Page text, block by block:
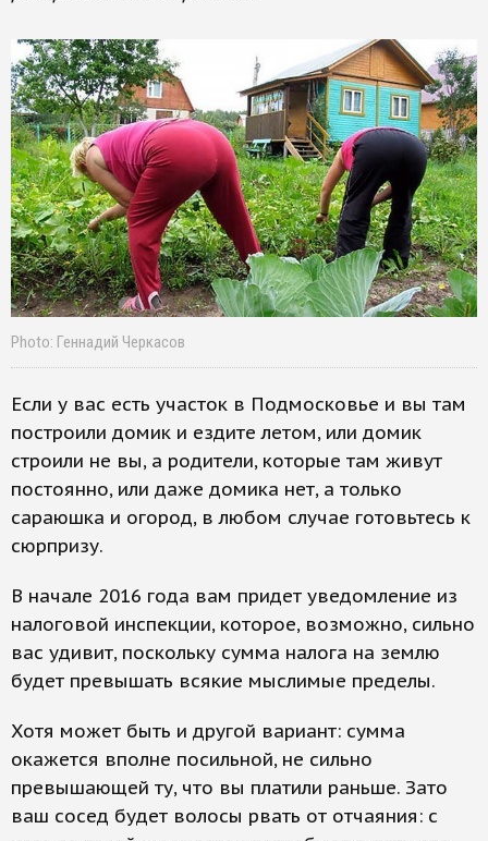
Photo: Геннадий Черкасов
Если у вас есть участок в Подмосковье и вы там
построили домик и ездите летом, или домик
строили не вы, а родители, которые там живут
постоянно, или даже домика нет, а только
сараюшка и огород, в любом случае готовьтесь к
сюрпризу.
В начале 2016 года вам придет уведомление из
налоговой инспекции, которое, возможно, сильно
вас удивит, поскольку сумма налога на землю
будет превышать всякие мыслимые пределы.
Хотя может быть и другой вариант: сумма
окажется вполне посильной, не сильно
превышающей ту, что вы платили раньше. Зато
ваш сосед будет волосы рвать от отчаяния: с